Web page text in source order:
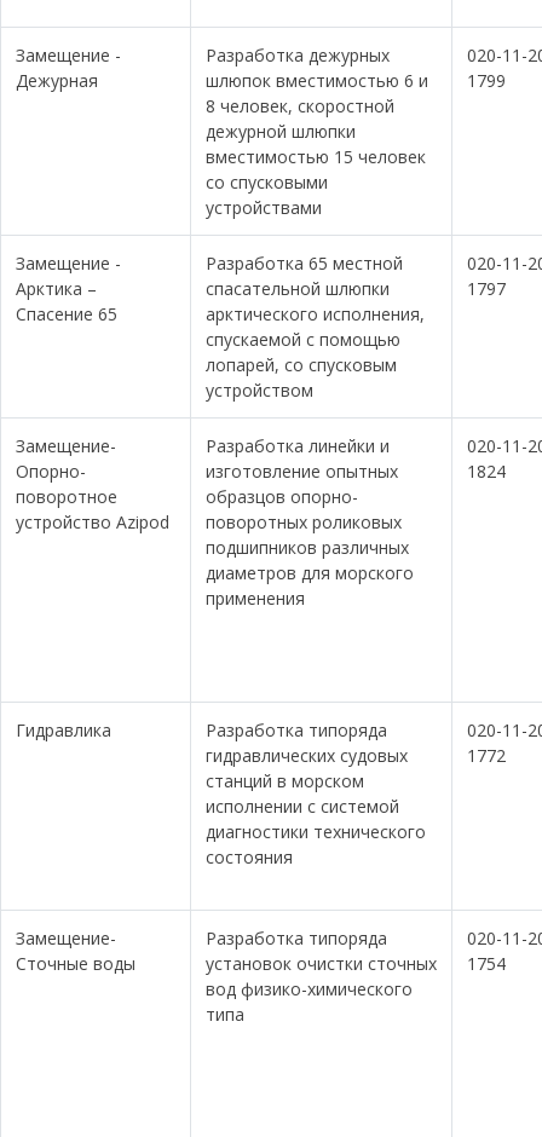
Замещение -
Дежурная
Разработка дежурных
шлюпок вместимостью 6 и
8 человек, скоростной
дежурной шлюпки
вместимостью 15 человек
со спусковыми
устройствами
020-11-
1799
Замещение -
Арктика –
Спасение 65
Разработка 65 местной
спасательной шлюпки
арктического исполнения,
спускаемой с помощью
лопарей, со спусковым
устройством
020-11-
1797
Замещение-
Опорно-
поворотное
устройство Azipod
Разработка линейки и
изготовление опытных
образцов опорно-
поворотных роликовых
подшипников различных
диаметров для морского
применения
020-11-
1824
Гидравлика
Разработка типоряда
гидравлических судовых
станций в морском
исполнении с системой
диагностики технического
состояния
020-11-
1772
Замещение-
Сточные воды
Разработка типоряда
установок очистки сточных
вод физико-химического
типа
020-11-
1754